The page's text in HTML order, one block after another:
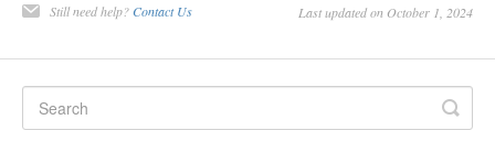
Still need help? Contact Us Last updated on October 1, 2024